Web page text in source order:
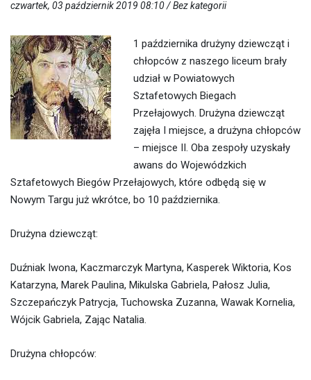
czwartek, 03 październik 2019 08:10 /Bez kategorii
1 października drużyny dziewcząt i
chłopców z naszego liceum brały
udział w Powiatowych
Sztafetowych Biegach
Przełajowych. Drużyna dziewcząt
zajęła I miejsce, a drużyna chłopców
– miejsce II. Oba zespoły uzyskały
awans do Wojewódzkich
Sztafetowych Biegów Przełajowych, które odbędą się w
Nowym Targu już wkrótce, bo 10 października.
Drużyna dziewcząt:
Duźniak Iwona, Kaczmarczyk Martyna, Kasperek Wiktoria, Kos
Katarzyna, Marek Paulina, Mikulska Gabriela, Pałosz Julia,
Szczepańczyk Patrycja, Tuchowska Zuzanna, Wawak Kornelia,
Wójcik Gabriela, Zając Natalia.
Drużyna chłopców: